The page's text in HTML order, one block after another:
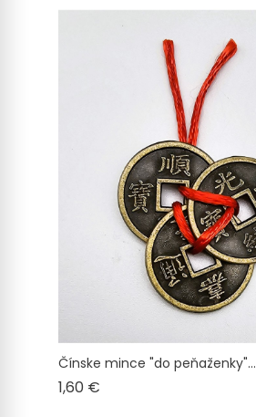
Čínske mince "do peňaženky"...
1,60 €